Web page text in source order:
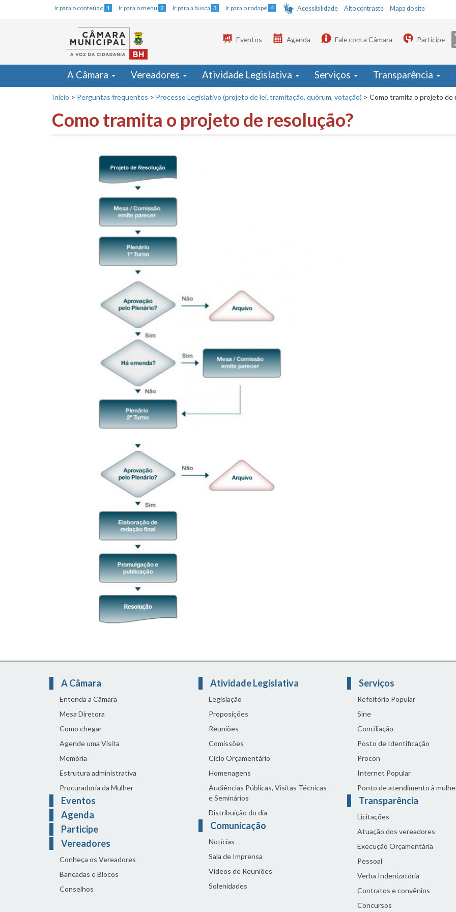
Ir para o conteúdo 1 Ir para o menu 2 Ir para a busca 3 Ir para o rodapé 4 Acessibilidade Alto contraste Mapa do site
Eventos Agenda Fale com a Câmara Participe
A Câmara Vereadores Atividade Legislativa Serviços Transparência
Início > Perguntas frequentes > Processo Legislativo (projeto de lei, tramitação, quórum, votação) > Como tramita o projeto de
Como tramita o projeto de resolução?
A Câmara
Entenda a Câmara
Mesa Diretora
Como chegar
Agende uma Visita
Memória
Estrutura administrativa
Procuradoria da Mulher
Eventos
Agenda
Participe
Vereadores
Conheça os Vereadores
Bancadas e Blocos
Conselhos
Atividade Legislativa
Legislação
Proposições
Reuniões
Comissões
Ciclo Orçamentário
Homenagens
Audiências Públicas, Visitas Técnicas
e Seminários
Distribuição do dia
Comunicação
Notícias
Sala de Imprensa
Vídeos de Reuniões
Solenidades
Serviços
Refeitório Popular
Sine
Conciliação
Posto de Identificação
Procon
Internet Popular
Ponto de atendimento à
Transparência
Licitações
Atuação dos vereadores
Execução Orçamentária
Pessoal
Verba Indenizatória
Contratos e convênios
Concursos